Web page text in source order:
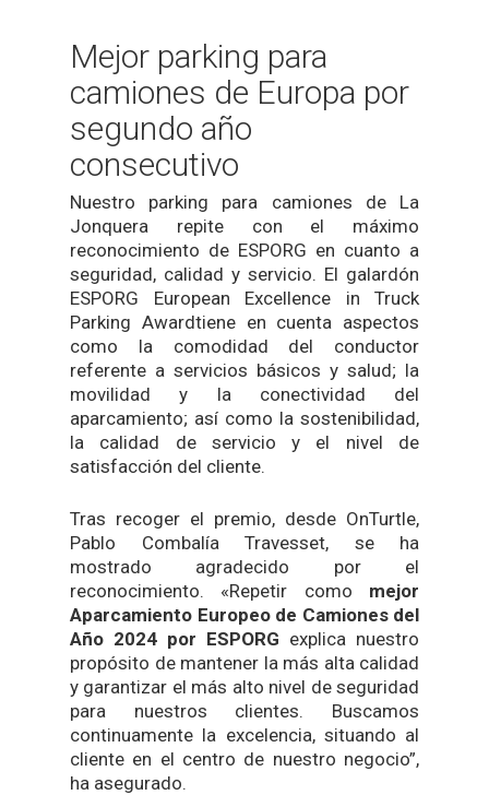
Mejor parking para
camiones de Europa por
segundo año
consecutivo
Nuestro parking para camiones de La
Jonquera repite con el máximo
reconocimiento de ESPORG en cuanto a
seguridad, calidad y servicio. El galardón
ESPORG European Excellence in Truck
Parking Awardtiene en cuenta aspectos
como la comodidad del conductor
referente a servicios básicos y salud; la
movilidad y la conectividad del
aparcamiento; así como la sostenibilidad,
la calidad de servicio y el nivel de
satisfacción del cliente.
Tras recoger el premio, desde OnTurtle,
Pablo Combalía Travesset, se ha
mostrado agradecido por el
reconocimiento. «Repetir como mejor
Aparcamiento Europeo de Camiones del
Año 2024 por ESPORG explica nuestro
propósito de mantener la más alta calidad
y garantizar el más alto nivel de seguridad
para nuestros clientes. Buscamos
continuamente la excelencia, situando al
cliente en el centro de nuestro negocio”,
ha asegurado.